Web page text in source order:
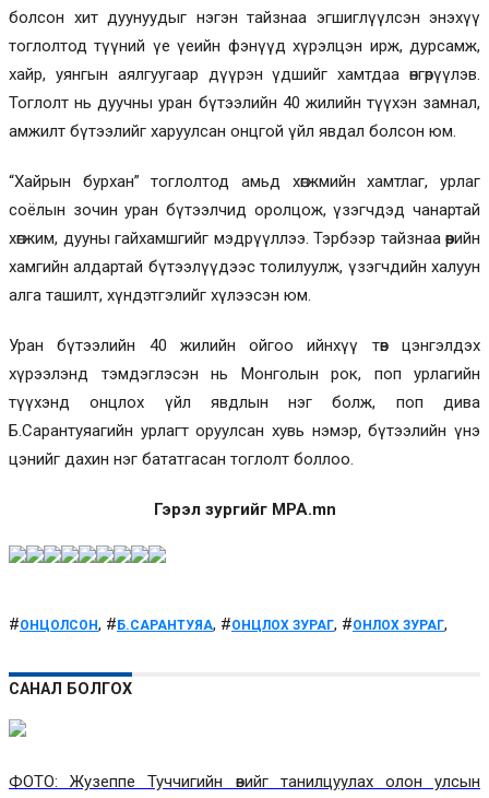
болсон хит дуунуудыг нэгэн тайзнаа эгшиглүүлсэн энэхүү
тоглолтод түүний үе үеийн фэнүүд хүрэлцэн ирж, дурсамж,
хайр, уянгын аялгуугаар дүүрэн үдшийг хамтдаа өнгөрүүлэв.
Тоглолт нь дуучны уран бүтээлийн 40 жилийн түүхэн замнал,
амжилт бүтээлийг харуулсан онцгой үйл явдал болсон юм.
“Хайрын бурхан” тоглолтод амьд хөгжмийн хамтлаг, урлаг
соёлын зочин уран бүтээлчид оролцож, үзэгчдэд чанартай
хөгжим, дууны гайхамшгийг мэдрүүллээ. Тэрбээр тайзнаа өөрийн
хамгийн алдартай бүтээлүүдээс толилуулж, үзэгчдийн халуун
алга ташилт, хүндэтгэлийг хүлээсэн юм.
Уран бүтээлийн 40 жилийн ойгоо ийнхүү төв цэнгэлдэх
хүрээлэнд тэмдэглэсэн нь Монголын рок, поп урлагийн
түүхэнд онцлох үйл явдлын нэг болж, поп дива
Б.Сарантуяагийн урлагт оруулсан хувь нэмэр, бүтээлийн үнэ
цэнийг дахин нэг бататгасан тоглолт боллоо.
Гэрэл зургийг MPA.mn
#ОНЦОЛСОН, #Б.САРАНТУЯА, #ОНЦЛОХ ЗУРАГ, #ОНЛОХ ЗУРАГ,
САНАЛ БОЛГОХ
ФОТО: Жузеппе Туччигийн өвийг танилцуулах олон улсын